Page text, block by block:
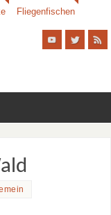
Fliegenfischen